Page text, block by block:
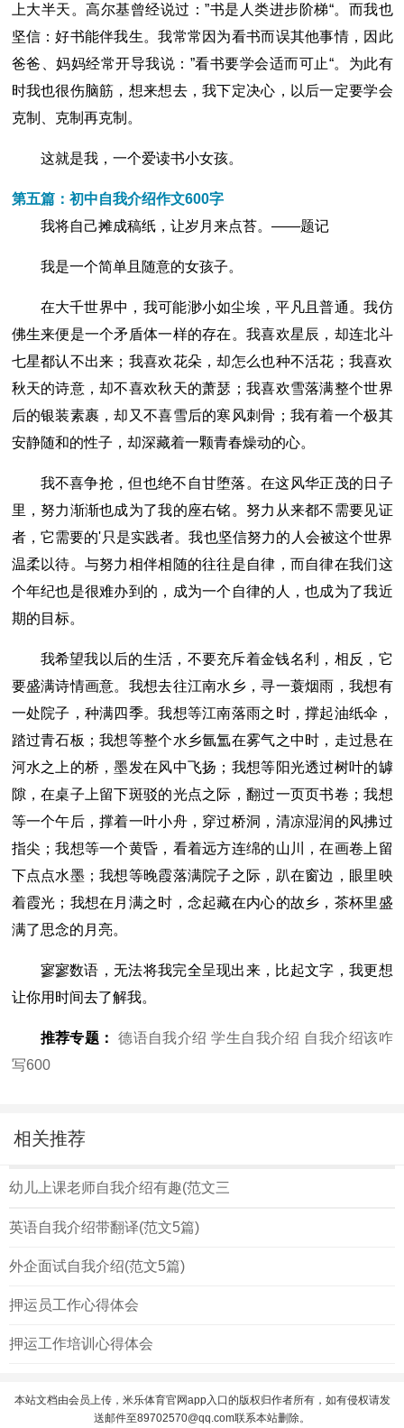
上大半天。高尔基曾经说过：”书是人类进步阶梯“。而我也
坚信：好书能伴我生。我常常因为看书而误其他事情，因此
爸爸、妈妈经常开导我说：”看书要学会适而可止“。为此有
时我也很伤脑筋，想来想去，我下定决心，以后一定要学会
克制、克制再克制。
这就是我，一个爱读书小女孩。
第五篇：初中自我介绍作文600字
我将自己摊成稿纸，让岁月来点苔。――题记
我是一个简单且随意的女孩子。
在大千世界中，我可能渺小如尘埃，平凡且普通。我仿
佛生来便是一个矛盾体一样的存在。我喜欢星辰，却连北斗
七星都认不出来；我喜欢花朵，却怎么也种不活花；我喜欢
秋天的诗意，却不喜欢秋天的萧瑟；我喜欢雪落满整个世界
后的银装素裹，却又不喜雪后的寒风刺骨；我有着一个极其
安静随和的性子，却深藏着一颗青春燥动的心。
我不喜争抢，但也绝不自甘堕落。在这风华正茂的日子
里，努力渐渐也成为了我的座右铭。努力从来都不需要见证
者，它需要的'只是实践者。我也坚信努力的人会被这个世界
温柔以待。与努力相伴相随的往往是自律，而自律在我们这
个年纪也是很难办到的，成为一个自律的人，也成为了我近
期的目标。
我希望我以后的生活，不要充斥着金钱名利，相反，它
要盛满诗情画意。我想去往江南水乡，寻一蓑烟雨，我想有
一处院子，种满四季。我想等江南落雨之时，撑起油纸伞，
踏过青石板；我想等整个水乡氤氲在雾气之中时，走过悬在
河水之上的桥，墨发在风中飞扬；我想等阳光透过树叶的罅
隙，在桌子上留下斑驳的光点之际，翻过一页页书卷；我想
等一个午后，撑着一叶小舟，穿过桥洞，清凉湿润的风拂过
指尖；我想等一个黄昏，看着远方连绵的山川，在画卷上留
下点点水墨；我想等晚霞落满院子之际，趴在窗边，眼里映
着霞光；我想在月满之时，念起藏在内心的故乡，茶杯里盛
满了思念的月亮。
寥寥数语，无法将我完全呈现出来，比起文字，我更想
让你用时间去了解我。
推荐专题： 德语自我介绍 学生自我介绍 自我介绍该咋
写600
相关推荐
幼儿上课老师自我介绍有趣(范文三
英语自我介绍带翻译(范文5篇)
外企面试自我介绍(范文5篇)
押运员工作心得体会
押运工作培训心得体会
本站文档由会员上传，米乐体育官网app入口的版权归作者所有，如有侵权请发
送邮件至89702570@qq.com联系本站删除。